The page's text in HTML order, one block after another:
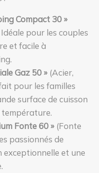
Compact 30 »
pour les couples
et facile à
Gaz 50 » (Acier,
pour les familles
surface de cuisson
Fonte 60 » (Fonte
passionnés de
exceptionnelle et une